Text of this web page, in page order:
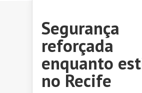
Segurança
reforçada
enquanto
no Recife